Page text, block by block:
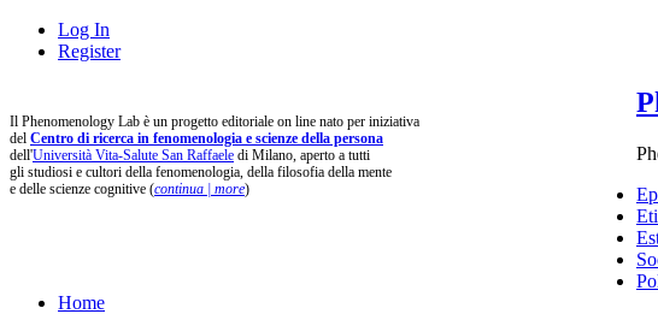
Log In
Register
Il Phenomenology Lab è un progetto editoriale on line nato per iniziativa
del Centro di ricerca in fenomenologia e scienze della persona
dell'Università Vita-Salute San Raffaele di Milano, aperto a tutti
gli studiosi e cultori della fenomenologia, della filosofia della mente
e delle scienze cognitive (continua | more)
Home